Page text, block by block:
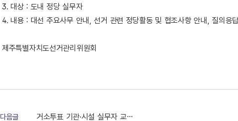
3. 대상 : 도내 정당 실무자
4. 내용 : 대선 주요사무 안내, 선거 관련 정당활동 및 협조사항 안내, 질의응
제주특별자치도선거관리위원회
다음글 거소투표 기관·시설 실무자 교육 실시